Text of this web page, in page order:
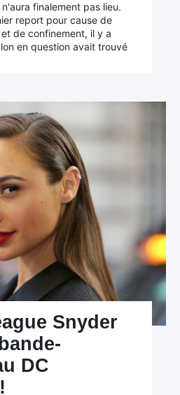
finalement pas lieu.
report pour cause de
de confinement, il y a
en question avait trouvé
Snyder
DC